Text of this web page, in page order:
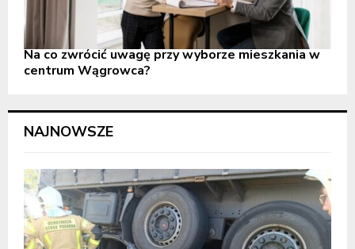
Na co zwrócić uwagę przy wyborze mieszkania w
centrum Wągrowca?
NAJNOWSZE